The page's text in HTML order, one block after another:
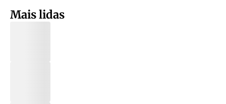
Mais lidas